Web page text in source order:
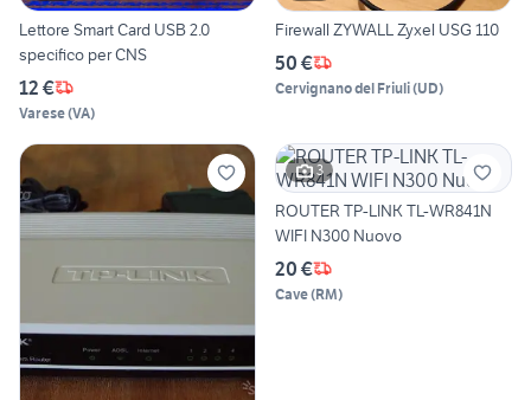
Lettore Smart Card USB 2.0
specifico per CNS
12 €
Varese(VA)
Firewall ZYWALL Zyxel USG 110
50 €
Cervignano del Friuli(UD)
3
ROUTER TP-LINK TL-WR841N
WIFI N300 Nuovo
20 €
Cave(RM)